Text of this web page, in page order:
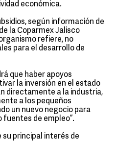
económica.
según información de
la Coparmex Jalisco
refiere, no
para el desarrollo de
que haber apoyos
la inversión en el estado
directamente a la industria,
a los pequeños
un nuevo negocio para
fuentes de empleo”.
su principal interés de